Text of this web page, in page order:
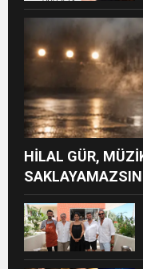
HİLAL GÜR,